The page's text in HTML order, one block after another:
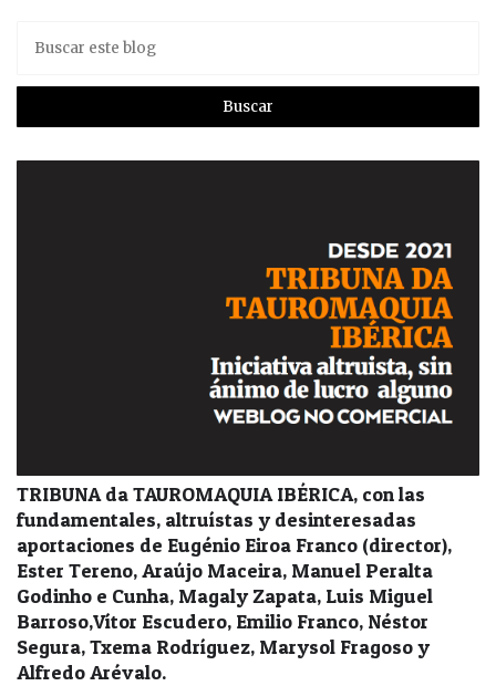
TRIBUNA da TAUROMAQUIA IBÉRICA, con las
fundamentales, altruístas y desinteresadas
aportaciones de Eugénio Eiroa Franco (director),
Ester Tereno, Araújo Maceira, Manuel Peralta
Godinho e Cunha, Magaly Zapata, Luis Miguel
Barroso,Vítor Escudero, Emilio Franco, Néstor
Segura, Txema Rodríguez, Marysol Fragoso y
Alfredo Arévalo.